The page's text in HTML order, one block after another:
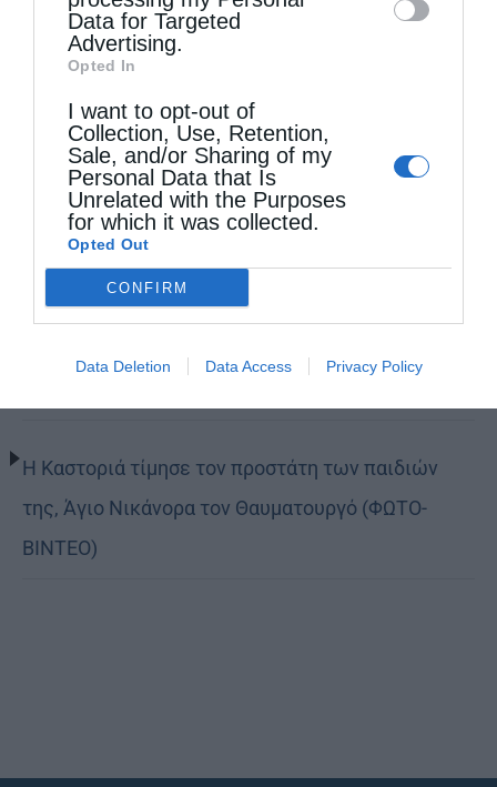
Data for Targeted
Advertising.
Opted In
I want to opt-out of
Collection, Use, Retention,
Sale, and/or Sharing of my
Personal Data that Is
Unrelated with the Purposes
for which it was collected.
Opted Out
CONFIRM
Data Deletion Data Access Privacy Policy
Χειροθεσία Πνευματικού και Οικονόμου στις
Πινακάτες
Μακριά από τον Χριστό
Η Εορτή του Αγίου Καλλινίκου στην Καστοριά
(ΦΩΤΟ)
Η Καστοριά τίμησε τον προστάτη των παιδιών
της, Άγιο Νικάνορα τον Θαυματουργό (ΦΩΤΟ-
ΒΙΝΤΕΟ)